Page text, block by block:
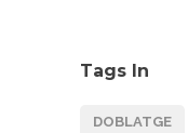
Tags In
DOBLATGE